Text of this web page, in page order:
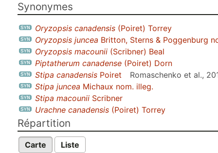
Synonymes
Oryzopsis canadensis (Poiret) Torrey
Oryzopsis juncea Britton, Sterns & Poggenburg
Oryzopsis macounii (Scribner) Beal
Piptatherum canadense (Poiret) Dorn
Stipa canadensis Poiret
Romaschenko et al.,
Stipa juncea Michaux nom. illeg.
Stipa macounii Scribner
Urachne canadensis (Poiret) Torrey
Répartition
Carte Liste